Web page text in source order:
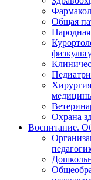
Общая
Охрана
Воспитание.